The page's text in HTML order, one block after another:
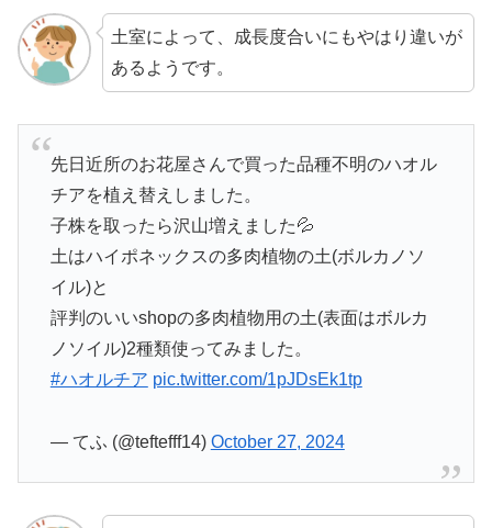
土室によって、成長度合いにもやはり違いが
あるようです。
先日近所のお花屋さんで買った品種不明のハオル
チアを植え替えしました。
子株を取ったら沢山増えました💦
土はハイポネックスの多肉植物の土(ボルカノソ
イル)と
評判のいいshopの多肉植物用の土(表面はボルカ
ノソイル)2種類使ってみました。
#ハオルチア pic.twitter.com/1pJDsEk1tp
— てふ (@teftefff14) October 27, 2024